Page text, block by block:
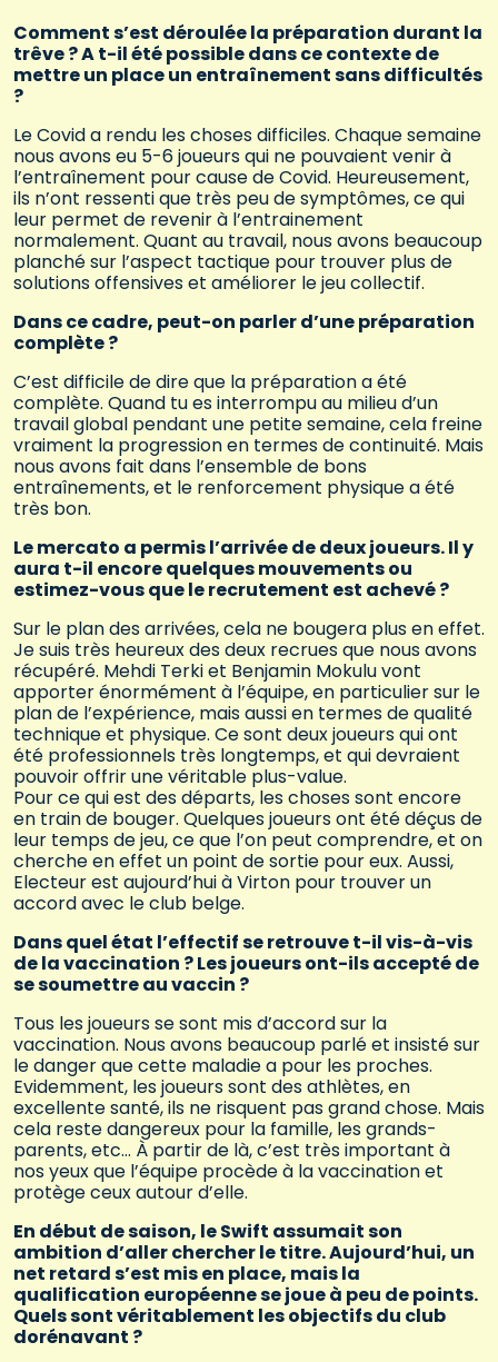
Comment s’est déroulée la préparation durant la
trêve ? A t-il été possible dans ce contexte de
mettre un place un entraînement sans difficultés
?
Le Covid a rendu les choses difficiles. Chaque semaine
nous avons eu 5-6 joueurs qui ne pouvaient venir à
l’entraînement pour cause de Covid. Heureusement,
ils n’ont ressenti que très peu de symptômes, ce qui
leur permet de revenir à l’entrainement
normalement. Quant au travail, nous avons beaucoup
planché sur l’aspect tactique pour trouver plus de
solutions offensives et améliorer le jeu collectif.
Dans ce cadre, peut-on parler d’une préparation
complète ?
C’est difficile de dire que la préparation a été
complète. Quand tu es interrompu au milieu d’un
travail global pendant une petite semaine, cela freine
vraiment la progression en termes de continuité. Mais
nous avons fait dans l’ensemble de bons
entraînements, et le renforcement physique a été
très bon.
Le mercato a permis l’arrivée de deux joueurs. Il y
aura t-il encore quelques mouvements ou
estimez-vous que le recrutement est achevé ?
Sur le plan des arrivées, cela ne bougera plus en effet.
Je suis très heureux des deux recrues que nous avons
récupéré. Mehdi Terki et Benjamin Mokulu vont
apporter énormément à l’équipe, en particulier sur le
plan de l’expérience, mais aussi en termes de qualité
technique et physique. Ce sont deux joueurs qui ont
été professionnels très longtemps, et qui devraient
pouvoir offrir une véritable plus-value.
Pour ce qui est des départs, les choses sont encore
en train de bouger. Quelques joueurs ont été déçus de
leur temps de jeu, ce que l’on peut comprendre, et on
cherche en effet un point de sortie pour eux. Aussi,
Electeur est aujourd’hui à Virton pour trouver un
accord avec le club belge.
Dans quel état l’effectif se retrouve t-il vis-à-vis
de la vaccination ? Les joueurs ont-ils accepté de
se soumettre au vaccin ?
Tous les joueurs se sont mis d’accord sur la
vaccination. Nous avons beaucoup parlé et insisté sur
le danger que cette maladie a pour les proches.
Evidemment, les joueurs sont des athlètes, en
excellente santé, ils ne risquent pas grand chose. Mais
cela reste dangereux pour la famille, les grands-
parents, etc… À partir de là, c’est très important à
nos yeux que l’équipe procède à la vaccination et
protège ceux autour d’elle.
En début de saison, le Swift assumait son
ambition d’aller chercher le titre. Aujourd’hui, un
net retard s’est mis en place, mais la
qualification européenne se joue à peu de points.
Quels sont véritablement les objectifs du club
dorénavant ?